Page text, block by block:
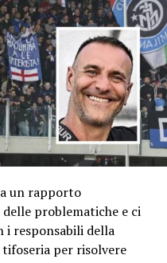
un rapporto
problematiche e ci
i responsabili della
per risolvere